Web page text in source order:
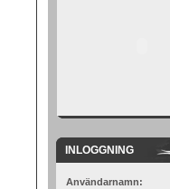
INLOGGNING
Användarnamn: